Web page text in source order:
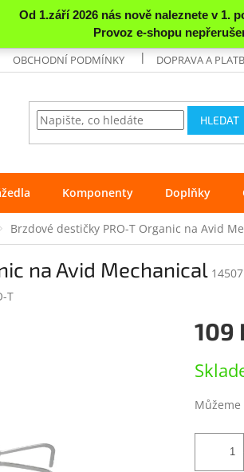
OBCHODNÍ PODMÍNKY DOPRAVA A
HLEDAT
Komponenty Doplňky
Brzdové destičky PRO-T Organic na Avid
na Avid Mechanical 14507
T
109
cena: